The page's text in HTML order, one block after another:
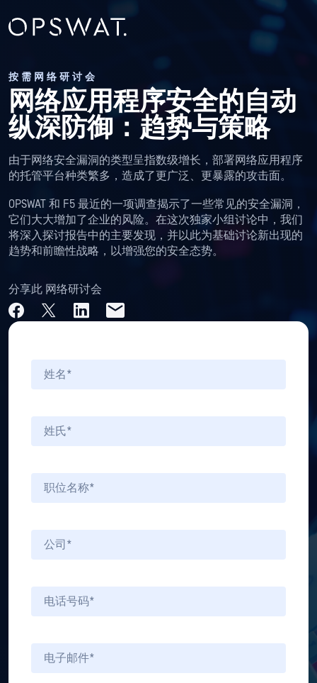
按需网络研讨会
网络应用程序安全的自动
纵深防御：趋势与策略
由于网络安全漏洞的类型呈指数级增长，部署网络应用程序
的托管平台种类繁多，造成了更广泛、更暴露的攻击面。
OPSWAT 和 F5 最近的一项调查揭示了一些常见的安全漏洞，
它们大大增加了企业的风险。在这次独家小组讨论中，我们
将深入探讨报告中的主要发现，并以此为基础讨论新出现的
趋势和前瞻性战略，以增强您的安全态势。
分享此 网络研讨会